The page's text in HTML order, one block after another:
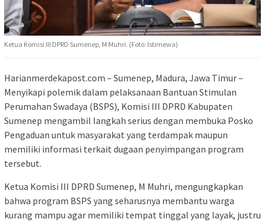
Ketua Komisi III DPRD Sumenep, M Muhri. (Foto: Istimewa)
Harianmerdekapost.com – Sumenep, Madura, Jawa Timur –
Menyikapi polemik dalam pelaksanaan Bantuan Stimulan
Perumahan Swadaya (BSPS), Komisi III DPRD Kabupaten
Sumenep mengambil langkah serius dengan membuka Posko
Pengaduan untuk masyarakat yang terdampak maupun
memiliki informasi terkait dugaan penyimpangan program
tersebut.
Ketua Komisi III DPRD Sumenep, M Muhri, mengungkapkan
bahwa program BSPS yang seharusnya membantu warga
kurang mampu agar memiliki tempat tinggal yang layak, justru